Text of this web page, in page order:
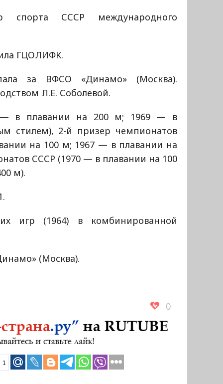
спорта СССР международного
ГЦОЛИФК.
за ВФСО «Динамо» (Москва).
Л.Е. Соболевой.
— в плавании на 200 м; 1969 — в
стилем), 2-й призер чемпионатов
на 100 м; 1967 — в плавании на
СССР (1970 — в плавании на 100
м).
игр (1964) в комбинированной
(Москва).
0
1